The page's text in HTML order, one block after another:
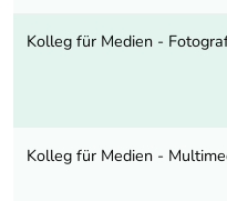
Kolleg für Medien -
Kolleg für Medien -